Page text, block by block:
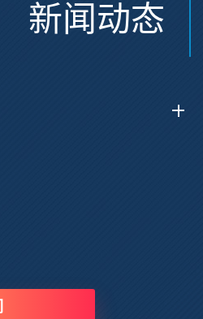
新闻动态